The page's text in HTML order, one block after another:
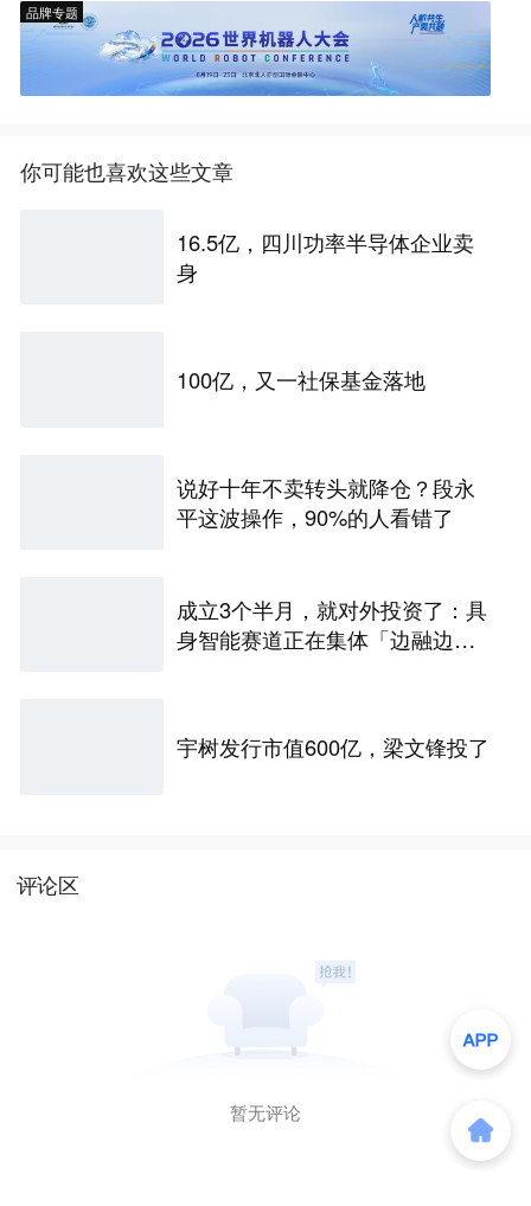
品牌专题
你可能也喜欢这些文章
16.5亿，四川功率半导体企业卖
身
100亿，又一社保基金落地
说好十年不卖转头就降仓？段永
平这波操作，90%的人看错了
成立3个半月，就对外投资了：具
身智能赛道正在集体「边融边
宇树发行市值600亿，梁文锋投了
评论区
暂无评论